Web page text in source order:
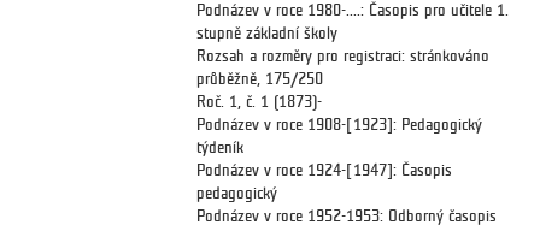
Podnázev v roce 1980-....: Časopis pro učitele 1.
stupně základní školy
Rozsah a rozměry pro registraci: stránkováno
průběžně, 175/250
Roč. 1, č. 1 (1873)-
Podnázev v roce 1908-[1923]: Pedagogický
týdeník
Podnázev v roce 1924-[1947]: Časopis
pedagogický
Podnázev v roce 1952-1953: Odborný časopis